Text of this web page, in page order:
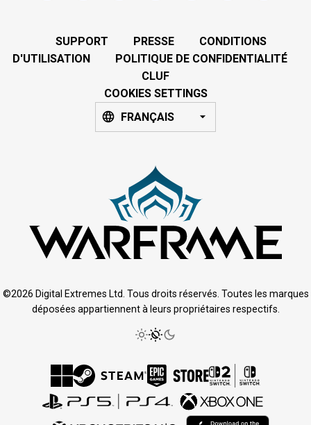
SUPPORT PRESSE
CONDITIONS
D'UTILISATION
POLITIQUE DE CONFIDENTIALITÉ
CLUF
COOKIES SETTINGS
FRANÇAIS
©2026 Digital Extremes Ltd. Tous droits réservés. Toutes les marques
déposées appartiennent à leurs propriétaires respectifs.